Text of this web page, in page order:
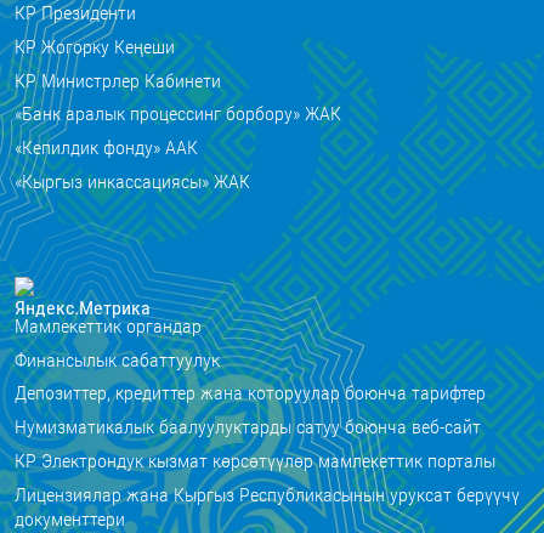
КР Президенти
КР Жогорку Кеңеши
КР Министрлер Кабинети
«Банк аралык процессинг борбору» ЖАК
«Кепилдик фонду» ААК
«Кыргыз инкассациясы» ЖАК
Мамлекеттик органдар
Финансылык сабаттуулук
Депозиттер, кредиттер жана которуулар боюнча тарифтер
Нумизматикалык баалуулуктарды сатуу боюнча веб-сайт
КР Электрондук кызмат көрсөтүүлөр мамлекеттик порталы
Лицензиялар жана Кыргыз Республикасынын уруксат берүүчү
документтери